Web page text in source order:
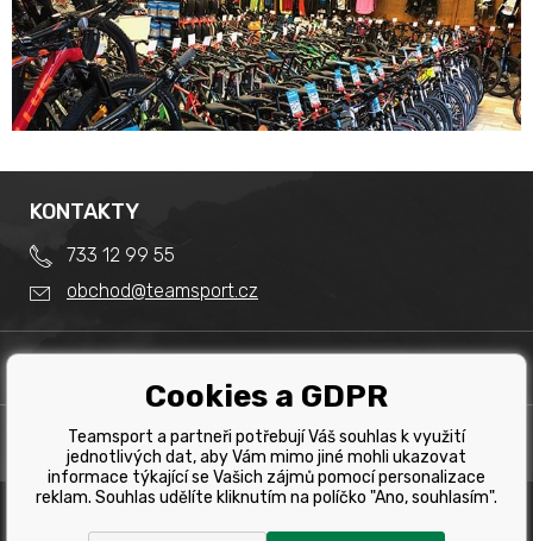
Obchodní podmínky
Splátkový prodej
Reklamace
Tabulka velikostí kol
PRODEJNA
Team Sport - Tomáš Binar
Dlouhá 1228/44C
Havířov
KONTAKTY
733 12 99 55
obchod@teamsport.cz
Cookies a GDPR
Teamsport a partneři potřebují Váš souhlas k využití
jednotlivých dat, aby Vám mimo jiné mohli ukazovat
informace týkající se Vašich zájmů pomocí personalizace
reklam. Souhlas udělíte kliknutím na políčko "Ano, souhlasím".